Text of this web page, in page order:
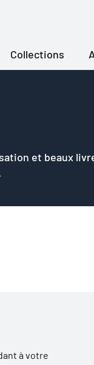
Collections
et beaux
à votre